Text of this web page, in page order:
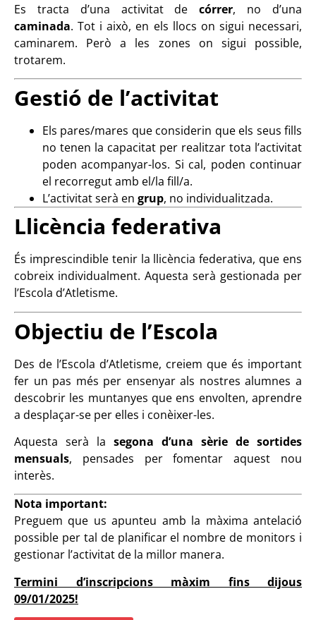
Es tracta d’una activitat decórrer, no d’una
caminada. Tot i això, en els llocs on sigui necessari,
caminarem. Però a les zones on sigui possible,
trotarem.
Gestió de l’activitat
Els pares/mares que considerin que els seus fills
no tenen la capacitat per realitzar tota l’activitat
poden acompanyar-los. Si cal, poden continuar
el recorregut amb el/la fill/a.
L’activitat serà en grup, no individualitzada.
Llicència federativa
És imprescindible tenir la llicència federativa, que ens
cobreix individualment. Aquesta serà gestionada per
l’Escola d’Atletisme.
Objectiu de l’Escola
Des de l’Escola d’Atletisme, creiem que és important
fer un pas més per ensenyar als nostres alumnes a
descobrir les muntanyes que ens envolten, aprendre
a desplaçar-se per elles i conèixer-les.
Aquesta serà la segona d’una sèrie de sortides
mensuals, pensades per fomentar aquest nou
interès.
Nota important:
Preguem que us apunteu amb la màxima antelació
possible per tal de planificar el nombre de monitors i
gestionar l’activitat de la millor manera.
Termini d’inscripcions màxim fins dijous
09/01/2025!